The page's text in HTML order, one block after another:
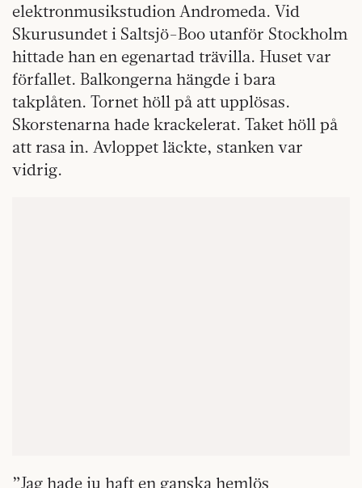
elektronmusikstudion Andromeda. Vid
Skurusundet i Saltsjö-Boo utanför Stockholm
hittade han en egenartad trävilla. Huset var
förfallet. Balkongerna hängde i bara
takplåten. Tornet höll på att upplösas.
Skorstenarna hade krackelerat. Taket höll på
att rasa in. Avloppet läckte, stanken var
vidrig.
”Jag hade ju haft en ganska hemlös